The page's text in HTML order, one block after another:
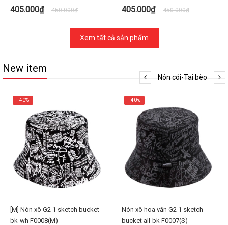
G6TL5원앤젤 F0142 차콜 D타입
볼캡 야구 모자 빅사이즈 대두
405.000₫ 450.000₫
구모자 F0147(M)- Màu đen
405.000₫ 450.000₫
Xem tất cả sản phẩm
New item
Nón cói-Tai bèo
- 40%
[M] Nón xô G2 1 sketch bucket
bk-wh F0008(M)
- 40%
Nón xô hoa văn G2 1 sketch
bucket all-bk F0007(S)